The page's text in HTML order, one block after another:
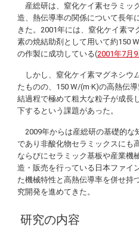
産総研は、窒化ケイ素セラミッ
造、熱伝導率の関係について長年
きた。2001年には、窒化ケイ素マ
素の焼結助剤として用いて約150
の作製に成功している(2001年7月
しかし、窒化ケイ素マグネシウ
たものの、150 W/(m·K)の高熱伝
結過程で極めて粗大な粒子が成長
下するという課題があった。
2009年からは産総研の基礎的な
であり非酸化物セラミックスにも
ならびにセラミック基板や産業機
造・販売を行っている日本ファイ
た機械特性と高熱伝導率を併せ持
究開発を進めてきた。
研究の内容